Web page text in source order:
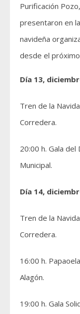
Purificación
presentaron en
navideña
desde el
Día 13,
Tren de la
Corredera.
20:00 h. Gala
Municipal.
Día 14,
Tren de la
Corredera.
16:00 h.
Alagón.
19:00 h. Gala